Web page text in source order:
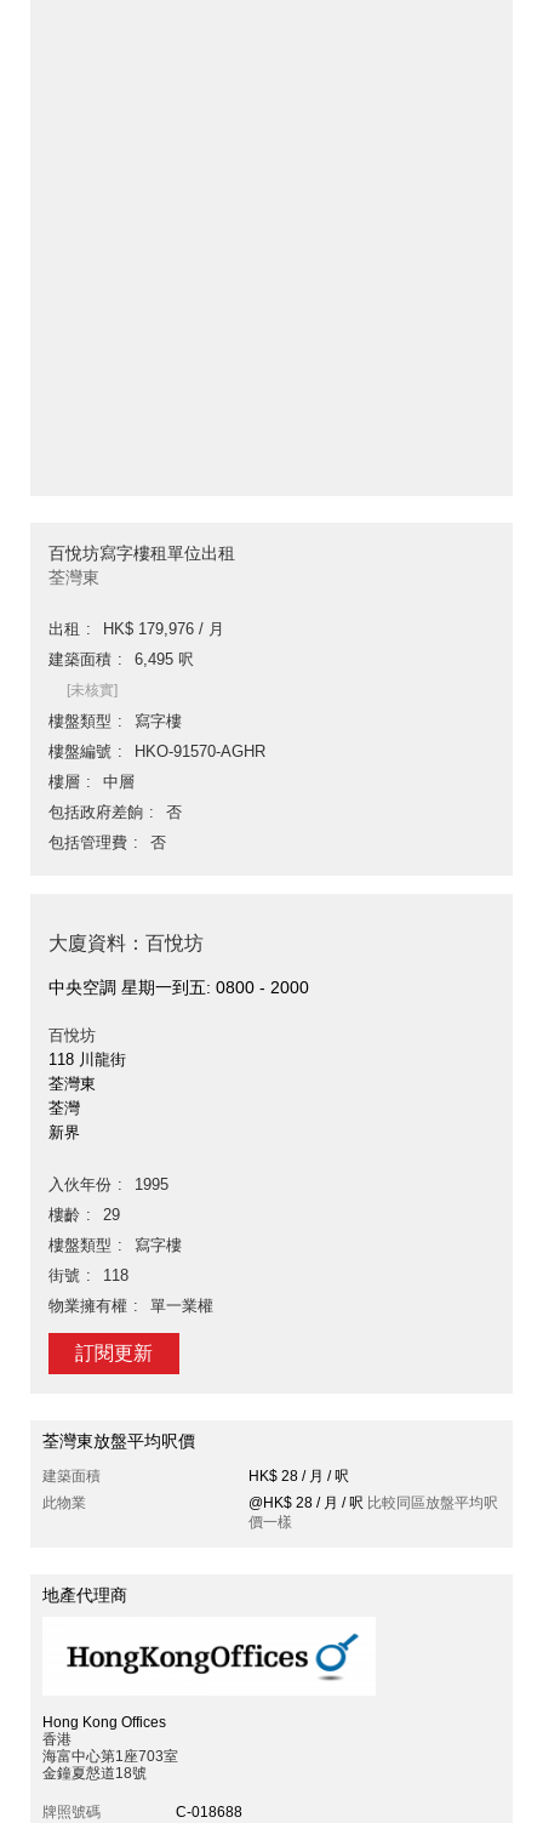
百悅坊寫字樓租單位出租
荃灣東
出租
HK$ 179,976 / 月
建築面積
6,495 呎
[未核實]
樓盤類型
寫字樓
樓盤編號
HKO-91570-AGHR
樓層
中層
包括政府差餉
否
包括管理費
否
大廈資料：百悅坊
中央空調 星期一到五: 0800 - 2000
百悅坊
118 川龍街
荃灣東
荃灣
新界
入伙年份
1995
樓齡
29
樓盤類型
寫字樓
街號
118
物業擁有權
單一業權
訂閱更新
荃灣東放盤平均呎價
建築面積
HK$ 28 / 月 / 呎
此物業
@HK$ 28 / 月 / 呎 比較同區放盤平均呎
價一樣
地產代理商
Hong Kong Offices
香港
海富中心第1座703室
金鐘夏慤道18號
牌照號碼
C-018688